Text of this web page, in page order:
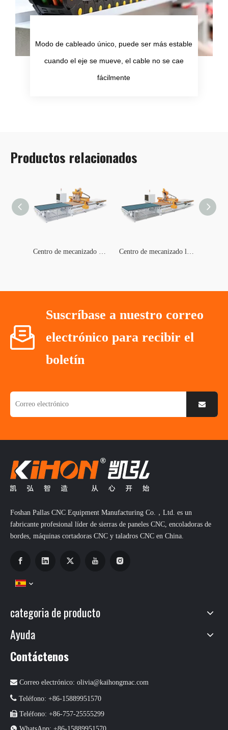
Modo de cableado único, puede ser más estable
cuando el eje se mueve, el cable no se cae
fácilmente
Productos relacionados
Centro de mecanizado de cuatro procesos KN-NC4LCNC Centro de mecanizado lineal CNC KN-NC12L
Suscríbase a nuestro correo
electrónico para recibir el
boletín
Foshan Pallas CNC Equipment Manufacturing Co.，Ltd. es un
fabricante profesional líder de sierras de paneles CNC, encoladoras de
bordes, máquinas cortadoras CNC y taladros CNC en China.
categoria de producto
Ayuda
Contáctenos
 Correo electrónico: olivia@kaihongmac.com
 Teléfono: +86-15889951570
 Teléfono: +86-757-25555299
